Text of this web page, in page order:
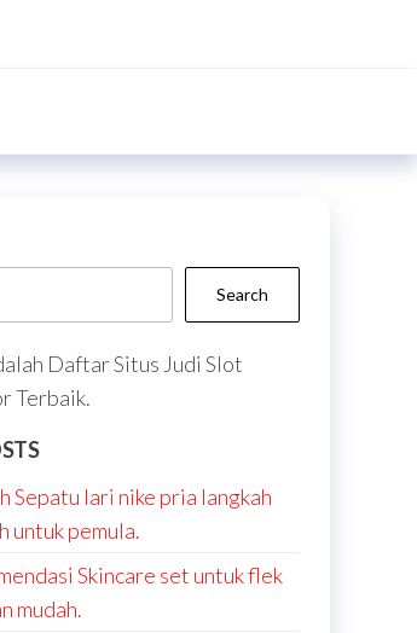
Search
Daftar Situs Judi Slot
Terbaik.
Sepatu lari nike pria langkah
untuk pemula.
Skincare set untuk flek
mudah.